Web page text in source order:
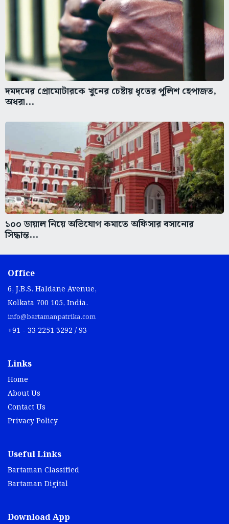
দমদমের প্রোমোটারকে খুনের চেষ্টায় ধৃতের পুলিশ হেপাজত,
অধরা...
১০০ ডায়াল নিয়ে অভিযোগ কমাতে অফিসার বসানোর
সিদ্ধান্ত...
Office
6, J.B.S. Haldane Avenue,
Kolkata 700 105, India.
info@bartamanpatrika.com
+91 - 33 2251 3292 / 93
Links
Home
About Us
Contact Us
Privacy Policy
Useful Links
Bartaman Classified
Bartaman Digital
Download App